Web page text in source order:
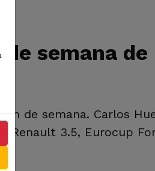
semana de
de semana. Carlos
Renault 3.5, Eurocup